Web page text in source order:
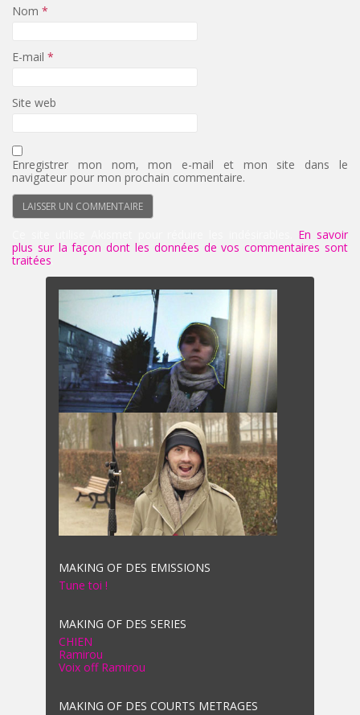
Nom *
E-mail *
Site web
Enregistrer mon nom, mon e-mail et mon site dans le
navigateur pour mon prochain commentaire.
En savoir
plus sur la façon dont les données de vos commentaires sont
traitées
MAKING OF DES EMISSIONS
Tune toi !
MAKING OF DES SERIES
CHIEN
Ramirou
Voix off Ramirou
MAKING OF DES COURTS METRAGES